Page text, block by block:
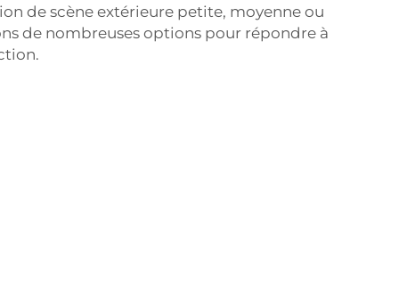
de scène extérieure petite, moyenne ou
de nombreuses options pour répondre à